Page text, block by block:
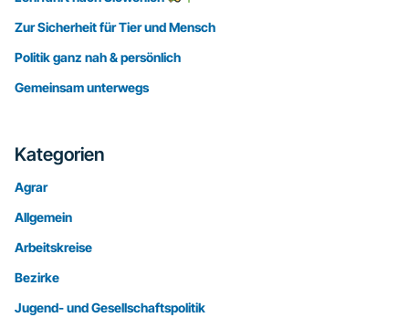
Zur Sicherheit für Tier und Mensch
Politik ganz nah & persönlich
Gemeinsam unterwegs
Kategorien
Agrar
Allgemein
Arbeitskreise
Bezirke
Jugend- und Gesellschaftspolitik